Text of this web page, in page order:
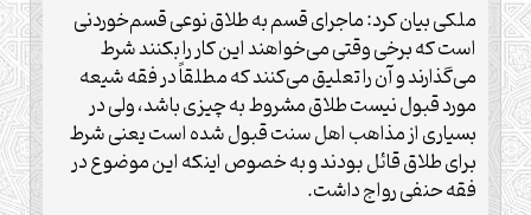
ملکی بیان کرد: ماجرای قسم به طلاق نوعی قسم‌خوردنی
است که برخی وقتی می‌خواهند این کار را بکنند شرط
می‌گذارند و آن را تعلیق می‌کنند که مطلقاً در فقه شیعه
مورد قبول نیست طلاق مشروط به چیزی باشد، ولی در
بسیاری از مذاهب اهل سنت قبول شده است یعنی شرط
برای طلاق قائل بودند و به خصوص اینکه این موضوع در
فقه حنفی رواج داشت.